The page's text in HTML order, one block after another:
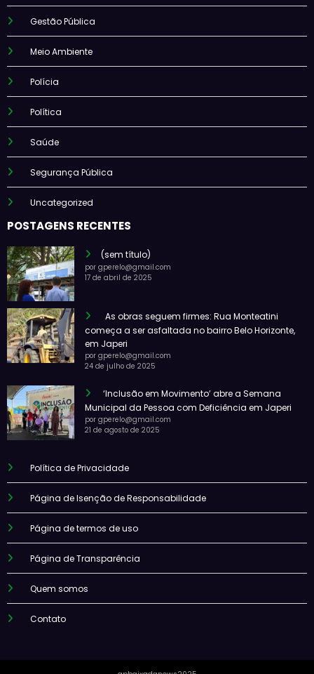
Gestão Pública
Meio Ambiente
Polícia
Política
Saúde
Segurança Pública
Uncategorized
POSTAGENS RECENTES
(sem título)
por gperelo@gmail.com
17 de abril de 2025
As obras seguem firmes: Rua Monteatini
começa a ser asfaltada no bairro Belo Horizonte,
em Japeri
por gperelo@gmail.com
24 de julho de 2025
‘Inclusão em Movimento’ abre a Semana
Municipal da Pessoa com Deficiência em Japeri
por gperelo@gmail.com
21 de agosto de 2025
Política de Privacidade
Página de Isenção de Responsabilidade
Página de termos de uso
Página de Transparência
Quem somos
Contato